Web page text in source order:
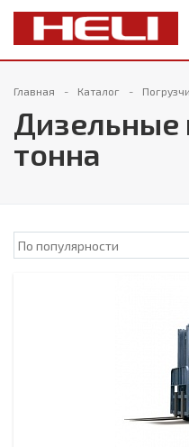
Главная Каталог
Дизельные
тонна